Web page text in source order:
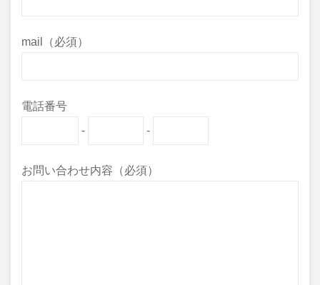
mail（必須）
電話番号
-
-
お問い合わせ内容（必須）